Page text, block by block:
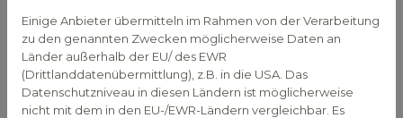
für diese Personen eine Impfung empfohlen.
Pneumokokken sind Bakterien aus der Familie der
Streptokokken. Bei Kindern können sie
Infektionskrankheiten wie eine
Einige Anbieter übermitteln im Rahmen von der Verarbeitung
zu den genannten Zwecken möglicherweise Daten an
Länder außerhalb der EU/ des EWR
(Drittlanddatenübermittlung), z.B. in die USA. Das
Datenschutzniveau in diesen Ländern ist möglicherweise
nicht mit dem in den EU-/EWR-Ländern vergleichbar. Es